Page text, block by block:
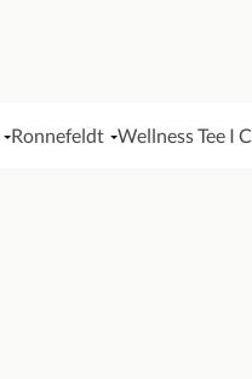
Ronnefeldt Wellness Tee I